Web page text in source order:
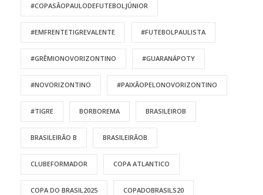
#COPASÃOPAULODEFUTEBOLJÚNIOR
#EMFRENTETIGREVALENTE #FUTEBOLPAULISTA
#GRÊMIONOVORIZONTINO #GUARANÁPOTY
#NOVORIZONTINO #PAIXÃOPELONOVORIZONTINO
#TIGRE BORBOREMA BRASILEIROB
BRASILEIRÃO B BRASILEIRÃOB
CLUBEFORMADOR COPA ATLANTICO
COPA DO BRASIL2025 COPADOBRASILS20